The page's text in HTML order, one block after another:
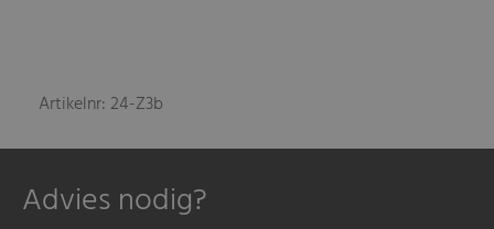
Artikelnr: 24-Z3b
Advies nodig?